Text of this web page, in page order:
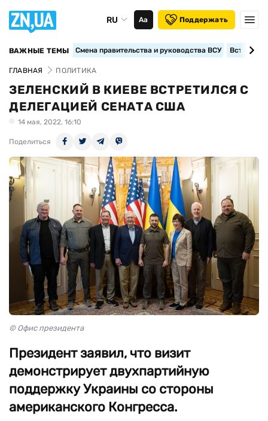
RU Аа Поддержать
ВАЖНЫЕ ТЕМЫ Смена правительства и руководства ВСУ
ГЛАВНАЯ ПОЛИТИКА
ЗЕЛЕНСКИЙ В КИЕВЕ ВСТРЕТИЛСЯ С
ДЕЛЕГАЦИЕЙ СЕНАТА США
14 мая, 2022, 16:10
Поделиться
© Офис президента
Президент заявил, что визит
демонстрирует двухпартийную
поддержку Украины со стороны
американского Конгресса.